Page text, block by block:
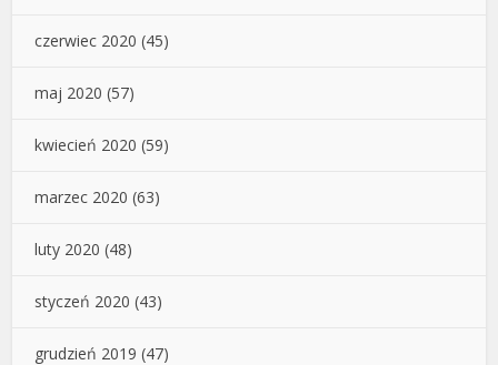
czerwiec 2020 (45)
maj 2020 (57)
kwiecień 2020 (59)
marzec 2020 (63)
luty 2020 (48)
styczeń 2020 (43)
grudzień 2019 (47)